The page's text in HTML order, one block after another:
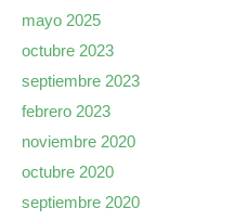
mayo 2025
octubre 2023
septiembre 2023
febrero 2023
noviembre 2020
octubre 2020
septiembre 2020